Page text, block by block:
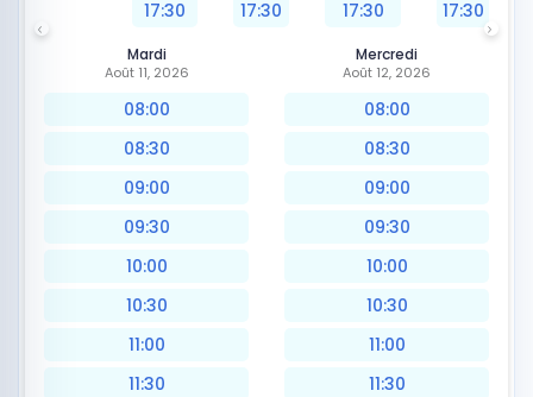
17:30
17:30
17:30
17:30
Mardi
Août 11, 2026
08:00
08:30
09:00
09:30
10:00
10:30
11:00
11:30
Mercredi
Août 12, 2026
08:00
08:30
09:00
09:30
10:00
10:30
11:00
11:30